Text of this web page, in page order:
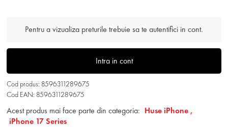
Pentru a vizualiza preturile trebuie sa te autentifici in cont.
Intra in cont
Cod produs: 8596311289675
Cod EAN: 8596311289675
Acest produs mai face parte din categoria: Huse iPhone ,
iPhone 17 Series